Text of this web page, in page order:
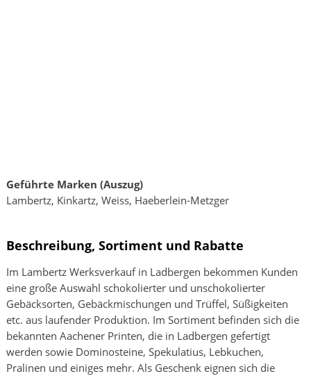
Geführte Marken (Auszug)
Lambertz, Kinkartz, Weiss, Haeberlein-Metzger
Beschreibung, Sortiment und Rabatte
Im Lambertz Werksverkauf in Ladbergen bekommen Kunden
eine große Auswahl schokolierter und unschokolierter
Gebäcksorten, Gebäckmischungen und Trüffel, Süßigkeiten
etc. aus laufender Produktion. Im Sortiment befinden sich die
bekannten Aachener Printen, die in Ladbergen gefertigt
werden sowie Dominosteine, Spekulatius, Lebkuchen,
Pralinen und einiges mehr. Als Geschenk eignen sich die